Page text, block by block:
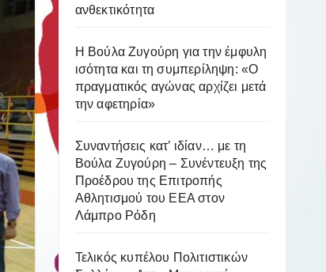
ανθεκτικότητα
Η Βούλα Ζυγούρη για την έμφυλη
ισότητα και τη συμπερίληψη: «Ο
πραγματικός αγώνας αρχίζει μετά
την αφετηρία»
Συναντήσεις κατ’ ιδίαν… με τη
Βούλα Ζυγούρη – Συνέντευξη της
Προέδρου της Επιτροπής
Αθλητισμού του ΕΕΑ στον
Λάμπρο Ρόδη
Τελικός κυπέλου Πολιτιστικών